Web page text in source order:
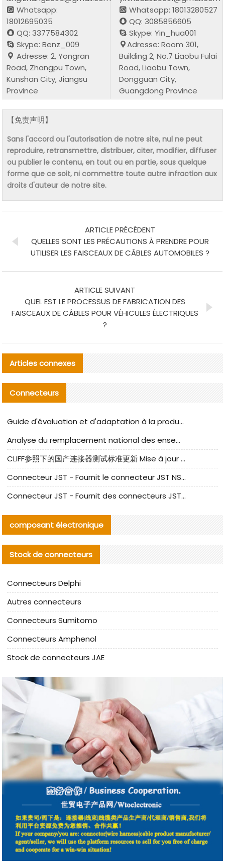
Whatsapp:
18012695035
QQ: 3377584302
Skype: Benz_009
Adresse: 2, Yongran
Road, Zhangpu Town,
Kunshan City, Jiangsu
Province
Whatsapp: 18013280527
QQ: 3085856605
Skype: Yin_hua001
Adresse: Room 301,
Building 2, No.7 Liaobu Fulai
Road, Liaobu Town,
Dongguan City,
Guangdong Province
【免责声明】
Sans l'accord ou l'autorisation de notre site, nul ne peut
reproduire, retransmettre, distribuer, citer, modifier, diffuser
ou publier le contenu, en tout ou en partie, sous quelque
forme que ce soit, ni commettre toute autre infraction aux
droits d'auteur de notre site.
ARTICLE PRÉCÉDENT
QUELLES SONT LES PRÉCAUTIONS À PRENDRE POUR
UTILISER LES FAISCEAUX DE CÂBLES AUTOMOBILES ?
ARTICLE SUIVANT
QUEL EST LE PROCESSUS DE FABRICATION DES
FAISCEAUX DE CÂBLES POUR VÉHICULES ÉLECTRIQUES
?
Articles connexes
Connecteurs
Guide d'évaluation et d'adaptation à la production des composants de câbles nationaux CNC Tech
Analyse du remplacement national des ensembles de câbles à fréquence élevée I-PEX
CLIFF参照下的国产连接器测试标准更新 Mise à jour des normes de test des connecteurs nationaux sous la référence CLIFF
Connecteur JST - Fournit le connecteur JST NSHR-02V-S original | Équivalent
Connecteur JST - Fournit des connecteurs JST GHR-09V-S authentiques et des produits de remplacement|
composant électronique
Stock de connecteurs
Connecteurs Delphi
Autres connecteurs
Connecteurs Sumitomo
Connecteurs Amphenol
Stock de connecteurs JAE